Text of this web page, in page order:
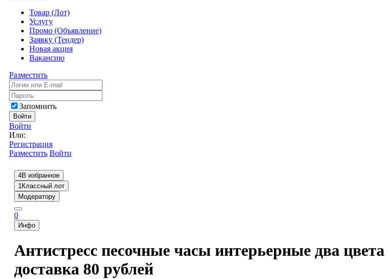
Товар (Лот)
Услугу
Промо (Объявление)
Заявку (Тендер)
Новая акция
Вакансию
Разместить
Запомнить
Войти
Войти
Или:
Регистрация
Разместить Войти
4В избранное
1Классный лот
Модератору
0
Инфо
Антистресс песочные часы интерьерные два
доставка 80 рублей